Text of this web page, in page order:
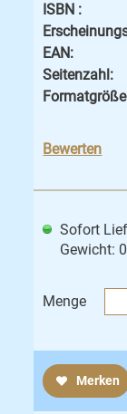
ISBN :
EAN:
Seitenzahl:
Bewerten
Menge
Sofort
Gewicht:
Merken